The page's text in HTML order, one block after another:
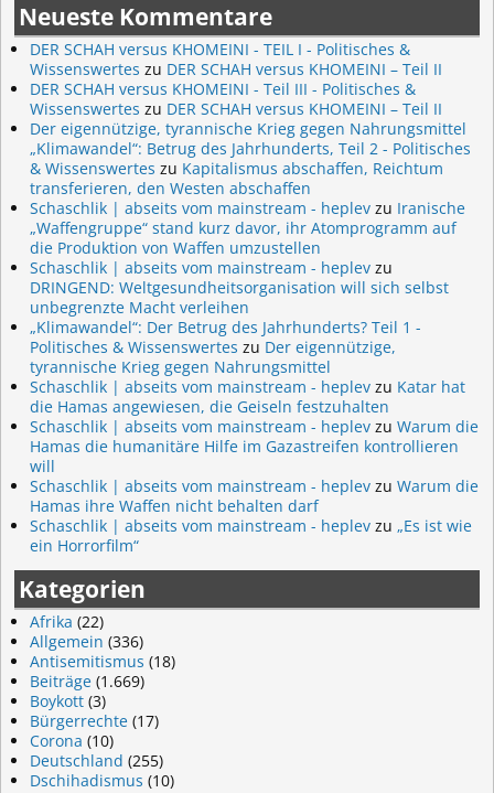
Neueste Kommentare
DER SCHAH versus KHOMEINI - TEIL I - Politisches &
Wissenswertes zu DER SCHAH versus KHOMEINI – Teil II
DER SCHAH versus KHOMEINI - Teil III - Politisches &
Wissenswertes zu DER SCHAH versus KHOMEINI – Teil II
Der eigennützige, tyrannische Krieg gegen Nahrungsmittel
„Klimawandel“: Betrug des Jahrhunderts, Teil 2 - Politisches
& Wissenswertes zu Kapitalismus abschaffen, Reichtum
transferieren, den Westen abschaffen
Schaschlik | abseits vom mainstream - heplev zu Iranische
„Waffengruppe“ stand kurz davor, ihr Atomprogramm auf
die Produktion von Waffen umzustellen
Schaschlik | abseits vom mainstream - heplev zu
DRINGEND: Weltgesundheitsorganisation will sich selbst
unbegrenzte Macht verleihen
„Klimawandel“: Der Betrug des Jahrhunderts? Teil 1 -
Politisches & Wissenswertes zu Der eigennützige,
tyrannische Krieg gegen Nahrungsmittel
Schaschlik | abseits vom mainstream - heplev zu Katar hat
die Hamas angewiesen, die Geiseln festzuhalten
Schaschlik | abseits vom mainstream - heplev zu Warum die
Hamas die humanitäre Hilfe im Gazastreifen kontrollieren
will
Schaschlik | abseits vom mainstream - heplev zu Warum die
Hamas ihre Waffen nicht behalten darf
Schaschlik | abseits vom mainstream - heplev zu „Es ist wie
ein Horrorfilm“
Kategorien
Afrika (22)
Allgemein (336)
Antisemitismus (18)
Beiträge (1.669)
Boykott (3)
Bürgerrechte (17)
Corona (10)
Deutschland (255)
Dschihadismus (10)